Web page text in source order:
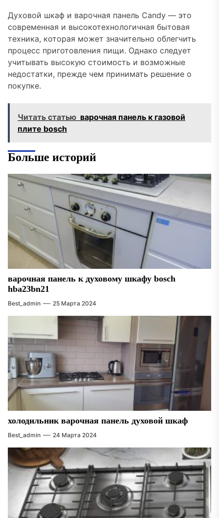
Духовой шкаф и варочная панель Candy — это
современная и высокотехнологичная бытовая
техника, которая может значительно облегчить
процесс приготовления пищи. Однако следует
учитывать высокую стоимость и возможные
недостатки, прежде чем принимать решение о
покупке.
Читать статью варочная панель к газовой
плите bosch
Больше историй
варочная панель к духовому шкафу bosch
hba23bn21
Best_admin 25 Марта 2024
холодильник варочная панель духовой шкаф
Best_admin 24 Марта 2024